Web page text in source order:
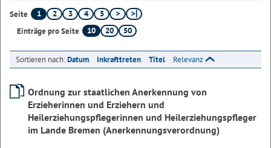
Seite 1 2 3 4
5
Einträge pro Seite
10 20 50
Sortieren nach:Datum Inkrafttreten Titel Relevanz
Ordnung zur staatlichen Anerkennung von
Erzieherinnen und Erziehern und
Heilerziehungspflegerinnen und Heilerziehungspfleger
im Lande Bremen (Anerkennungsverordnung)